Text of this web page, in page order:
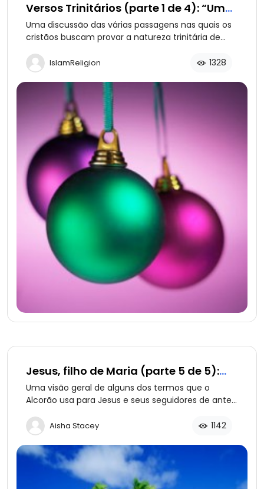
Versos Trinitários (parte 1 de 4): “Um
Menino Nos Nascerá...Pai Eterno,
Príncipe da Paz”
Uma discussão das várias passagens nas quais os
cristãos buscam provar a natureza trinitária de
IslamReligion 1328
Jesus, filho de Maria (parte 5 de 5):
Povo do Livro
Uma visão geral de alguns dos termos que o
Alcorão usa para Jesus e seus seguidores de antes
e o “Povo do Livro”.
Aisha Stacey 1142